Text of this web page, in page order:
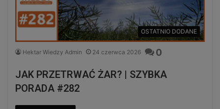
OSTATNIO DODANE
Hektar Wiedzy Admin 24 czerwca 2026 0
JAK PRZETRWAĆ ŻAR? | SZYBKA
PORADA #282